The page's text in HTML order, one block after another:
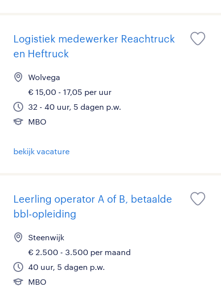
Logistiek medewerker Reachtruck
en Heftruck
Wolvega
€ 15,00 - 17,05 per uur
32 - 40 uur, 5 dagen p.w.
MBO
bekijk vacature
Leerling operator A of B, betaalde
bbl-opleiding
Steenwijk
€ 2.500 - 3.500 per maand
40 uur, 5 dagen p.w.
MBO